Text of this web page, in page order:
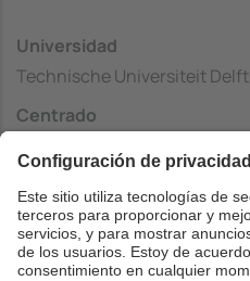
Universidad
Technische Universiteit Delft
Centrado
Computer Science
País
Países Bajos